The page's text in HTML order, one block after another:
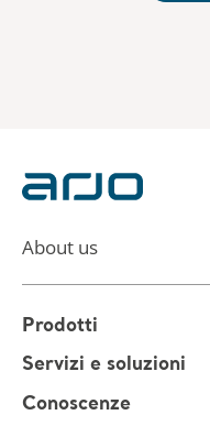
About us
Prodotti
Servizi e soluzioni
Conoscenze